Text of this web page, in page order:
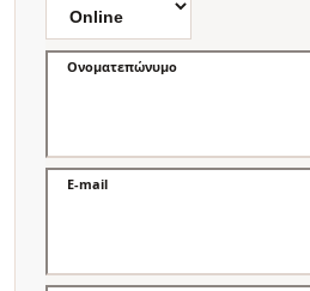
Ονοματεπώνυμο
E-mail